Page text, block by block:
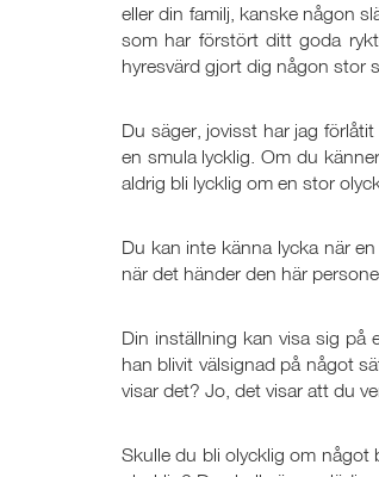
eller din familj, kanske någon
som har förstört ditt goda
hyresvärd gjort dig någon stor
Du säger, jovisst har jag
en smula lycklig. Om du
aldrig bli lycklig om en stor
Du kan inte känna lycka när
när det händer den här
Din inställning kan visa sig
han blivit välsignad på något
visar det? Jo, det visar att du
Skulle du bli olycklig om något